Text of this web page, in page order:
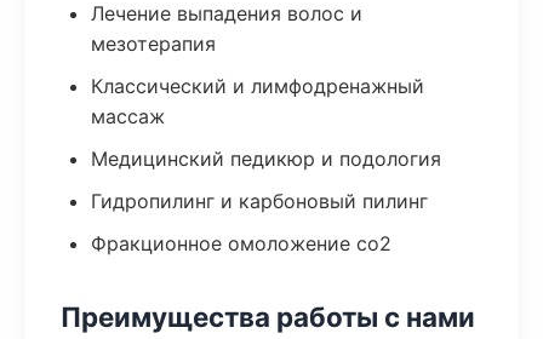
Лечение выпадения волос и
мезотерапия
Классический и лимфодренажный
массаж
Медицинский педикюр и подология
Гидропилинг и карбоновый пилинг
Фракционное омоложение co2
Преимущества работы с нами